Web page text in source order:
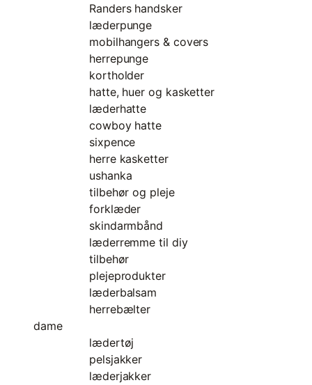
Randers handsker
læderpunge
mobilhangers & covers
herrepunge
kortholder
hatte, huer og kasketter
læderhatte
cowboy hatte
sixpence
herre kasketter
ushanka
tilbehør og pleje
forklæder
skindarmbånd
læderremme til diy
tilbehør
plejeprodukter
læderbalsam
herrebælter
dame
lædertøj
pelsjakker
læderjakker